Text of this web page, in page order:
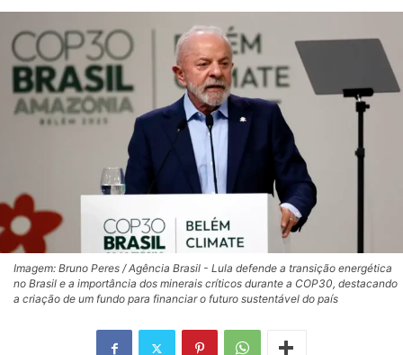
Imagem: Bruno Peres / Agência Brasil - Lula defende a transição energética
no Brasil e a importância dos minerais críticos durante a COP30, destacando
a criação de um fundo para financiar o futuro sustentável do país